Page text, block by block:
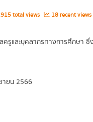
total views 18 recent views
รูและบุคลากรทางการศึกษา
ยน 2566